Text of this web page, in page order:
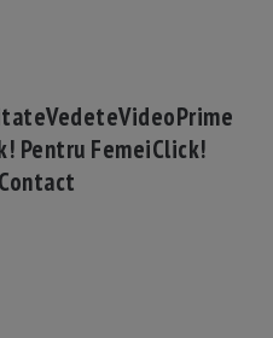
VedeteVideoPrime
Pentru FemeiClick!
Contact